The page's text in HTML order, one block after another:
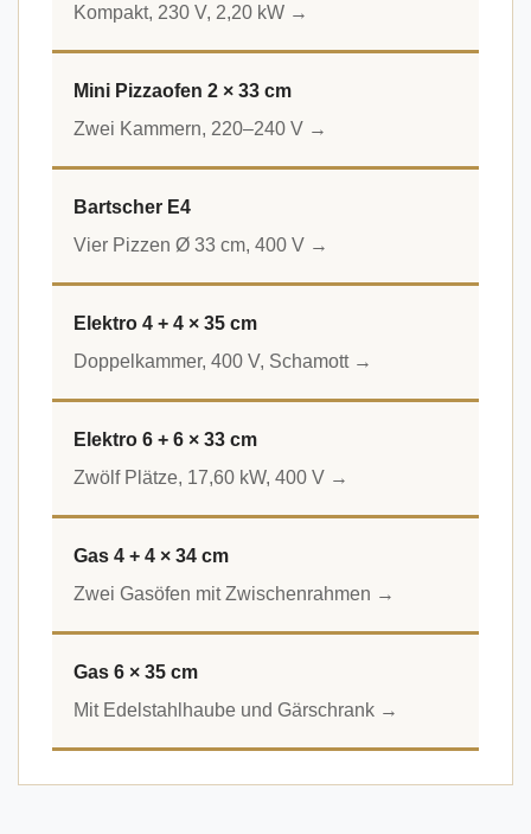
Kompakt, 230 V, 2,20 kW →
Mini Pizzaofen 2 × 33 cm
Zwei Kammern, 220–240 V →
Bartscher E4
Vier Pizzen Ø 33 cm, 400 V →
Elektro 4 + 4 × 35 cm
Doppelkammer, 400 V, Schamott →
Elektro 6 + 6 × 33 cm
Zwölf Plätze, 17,60 kW, 400 V →
Gas 4 + 4 × 34 cm
Zwei Gasöfen mit Zwischenrahmen →
Gas 6 × 35 cm
Mit Edelstahlhaube und Gärschrank →